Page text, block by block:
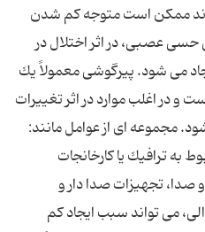
ممكن است متوجه كم شدن
عصبی، در اثر اختلال در
می شود. پیرگوشی معمولاً یك
در اغلب موارد در اثر تغییرات
مجموعه ای از عوامل مانند:
به ترافیك یا كارخانجات
تجهیزات صدا دار و
می تواند سبب ایجاد كم